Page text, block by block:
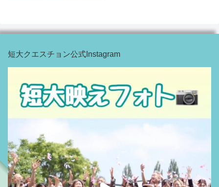
短大クエスチョン公式Instagram